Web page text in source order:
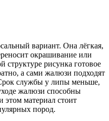
вариант. Она лёгкая,
окрашивание или
структуре рисунка готовое
а сами жалюзи подходят
службы у липы меньше,
жалюзи способны
этом материал стоит
пород.